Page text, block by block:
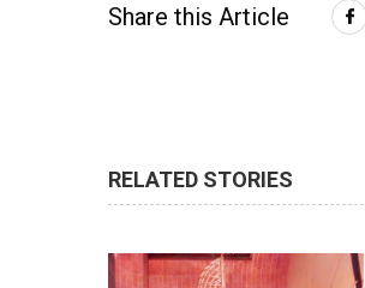
Share this Article
RELATED STORIES